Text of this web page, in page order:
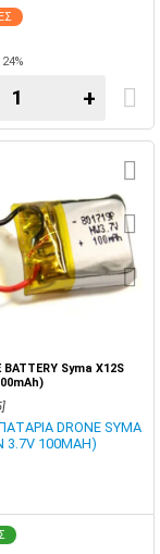
+
BATTERY Syma X12S
DRONE SYMA
3.7V 100MAH)